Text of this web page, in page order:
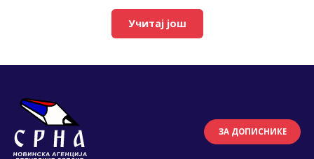
Учитај још
ЗА ДОПИСНИКЕ